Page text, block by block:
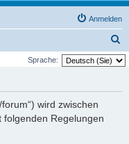
Anmelden
u
Sprache:
wird zwischen
folgenden Regelungen